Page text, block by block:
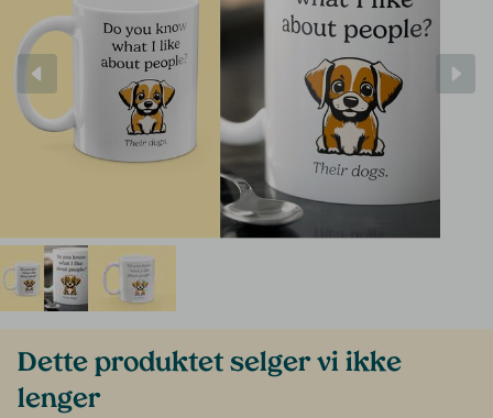
Dette produktet selger vi ikke
lenger